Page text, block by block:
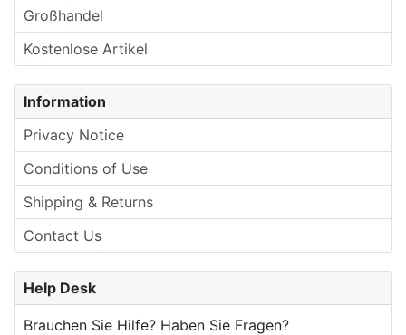
Großhandel
Kostenlose Artikel
Information
Privacy Notice
Conditions of Use
Shipping & Returns
Contact Us
Help Desk
Brauchen Sie Hilfe? Haben Sie Fragen?